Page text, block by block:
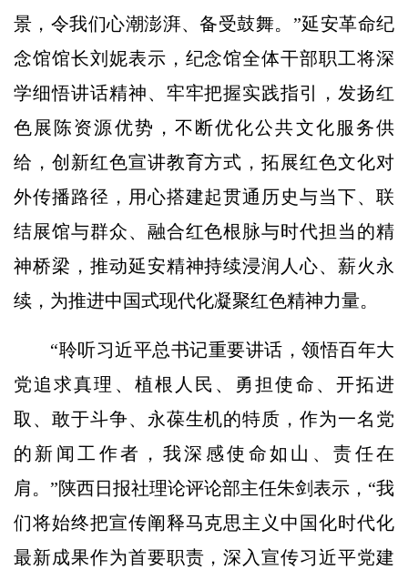
景，令我们心潮澎湃、备受鼓舞。”延安革命纪
念馆馆长刘妮表示，纪念馆全体干部职工将深
学细悟讲话精神、牢牢把握实践指引，发扬红
色展陈资源优势，不断优化公共文化服务供
给，创新红色宣讲教育方式，拓展红色文化对
外传播路径，用心搭建起贯通历史与当下、联
结展馆与群众、融合红色根脉与时代担当的精
神桥梁，推动延安精神持续浸润人心、薪火永
续，为推进中国式现代化凝聚红色精神力量。
“聆听习近平总书记重要讲话，领悟百年大
党追求真理、植根人民、勇担使命、开拓进
取、敢于斗争、永葆生机的特质，作为一名党
的新闻工作者，我深感使命如山、责任在
肩。”陕西日报社理论评论部主任朱剑表示，“我
们将始终把宣传阐释马克思主义中国化时代化
最新成果作为首要职责，深入宣传习近平党建